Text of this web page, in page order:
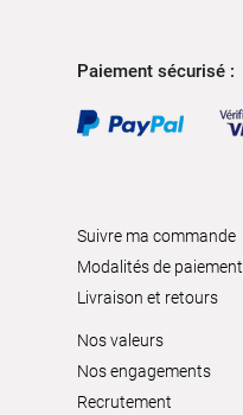
Paiement sécurisé :
Suivre ma commande
Modalités de paiement
Livraison et retours
Nos valeurs
Nos engagements
Recrutement